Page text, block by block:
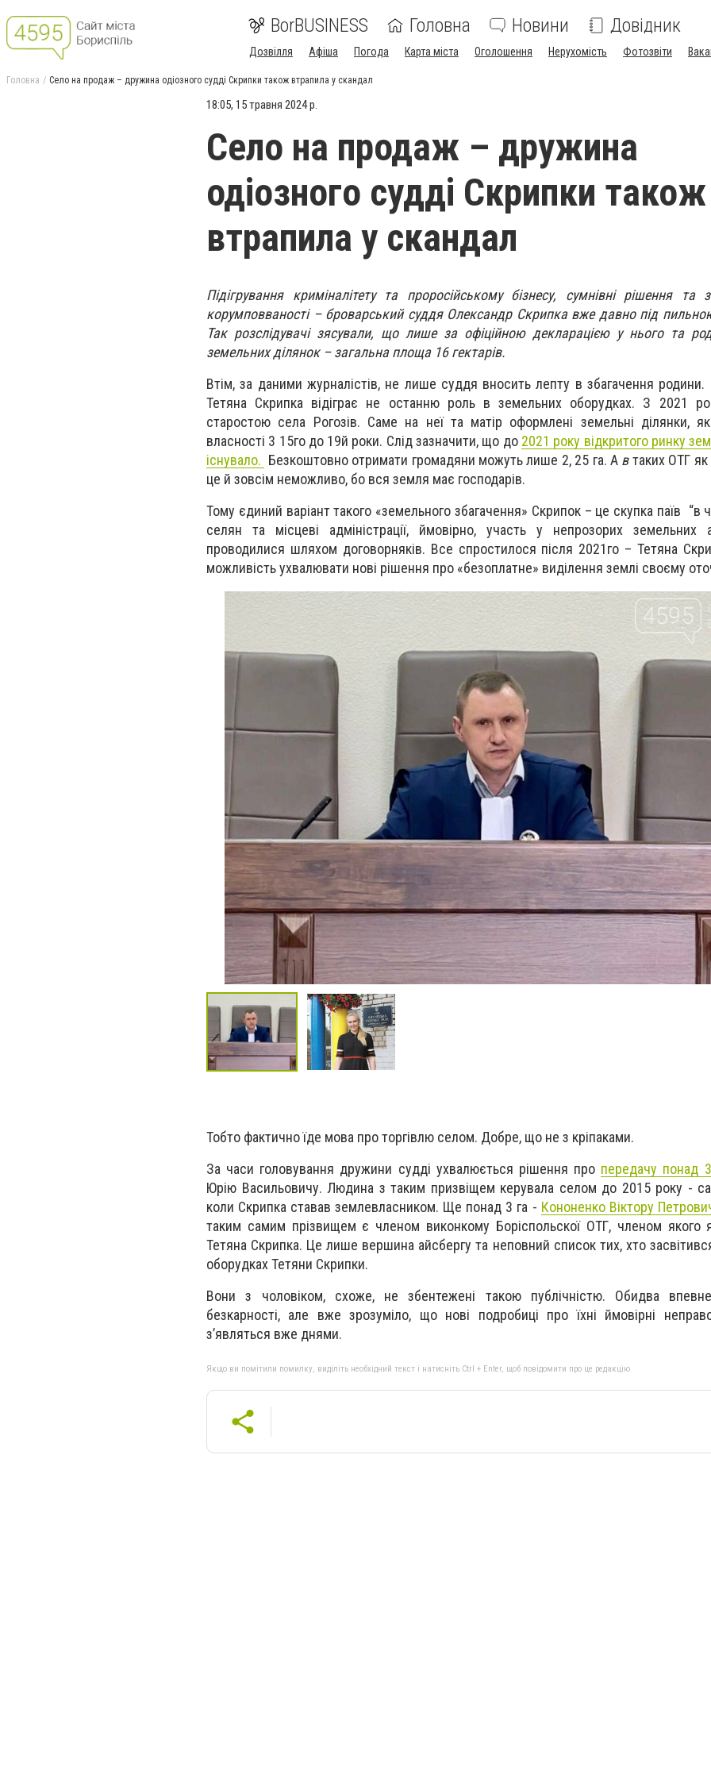
BorBUSINESS Головна Новини Довідник
Дозвілля Афіша Погода Карта міста Оголошення Нерухомість Фотозвіти
Головна Cело на продаж – дружина одiозного суддi Скрипки також втрапила у скандал
18:05, 15 травня 2024 р.
Cело на продаж – дружина
одiозного суддi Скрипки також
втрапила у скандал
Підігрування криміналітету та проросійському бізнесу, сумнівні рішення та
корумповваності – броварський суддя Олександр Скрипка вже давно під
Так розслідувачі зясували, що лише за офіційною декларацією у нього та
земельних ділянок – загальна площа 16 гектарів.
Втім, за даними журналістів, не лише суддя вносить лепту в збагачення
Тетяна Скрипка відіграє не останню роль в земельних оборудках. З 2021
старостою села Рогозів. Саме на неї та матір оформлені земельні ділянки,
власності 3 15го до 19й роки. Слід зазначити, що до 2021 року відкритого ринку
існувало. Безкоштовно отримати громадяни можуть лише 2, 25 га. А втаких ОТГ як
це й зовсім неможливо, бо вся земля має господарів.
Тому єдиний варіант такого «земельного збагачення» Скрипок – це скупка паїв “в
селян та місцеві адміністрації, ймовірно, участь у непрозорих земельних
проводилися шляхом договорняків. Все спростилося після 2021го – Тетяна
можливість ухвалювати нові рішення про «безоплатне» виділення землі своєму
Тобто фактично їде мова про торгівлю селом. Добре, що не з кріпаками.
За часи головування дружини судді ухвалюється рішення про передачу понад
Юрію Васильовичу. Людина з таким призвіщем керувала селом до 2015 року -
коли Скрипка ставав землевласником. Ще понад 3 га - Кононенко Віктору
таким самим прізвищем є членом виконкому Боріспольскої ОТГ, членом якого
Тетяна Скрипка. Це лише вершина айсбергу та неповний список тих, хто
оборудках Тетяни Скрипки.
Вони з чоловіком, схоже, не збентежені такою публічністю. Обидва
безкарності, але вже зрозуміло, що нові подробиці про їхні ймовірні
з’являться вже днями.
Якщо ви помітили помилку, виділіть необхідний текст і натисніть Ctrl + Enter, щоб повідомити про це редакцію